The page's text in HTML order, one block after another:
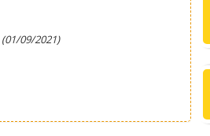
(01/09/2021)